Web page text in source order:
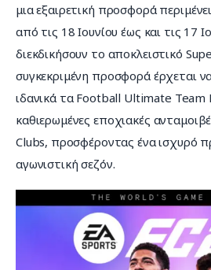
μια εξαιρετική προσφορά
από τις 18 Ιουνίου έως και τις 17
διεκδικήσουν το αποκλειστικό
συγκεκριμένη προσφορά έρχεται
ιδανικά τα Football Ultimate Team
καθιερωμένες εποχιακές
Clubs, προσφέροντας ένα ισχυρό
αγωνιστική σεζόν.